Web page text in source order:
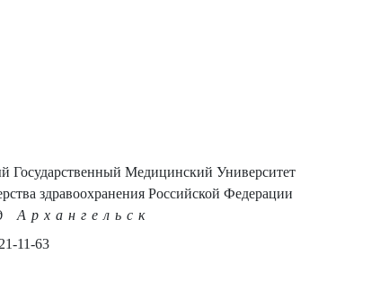
Государственный Медицинский Университет
здравоохранения Российской Федерации
Архангельск
11-63